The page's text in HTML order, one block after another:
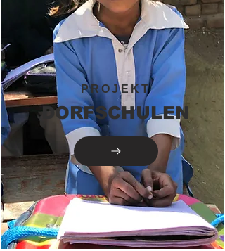
PROJEKT
DORFSCHULEN